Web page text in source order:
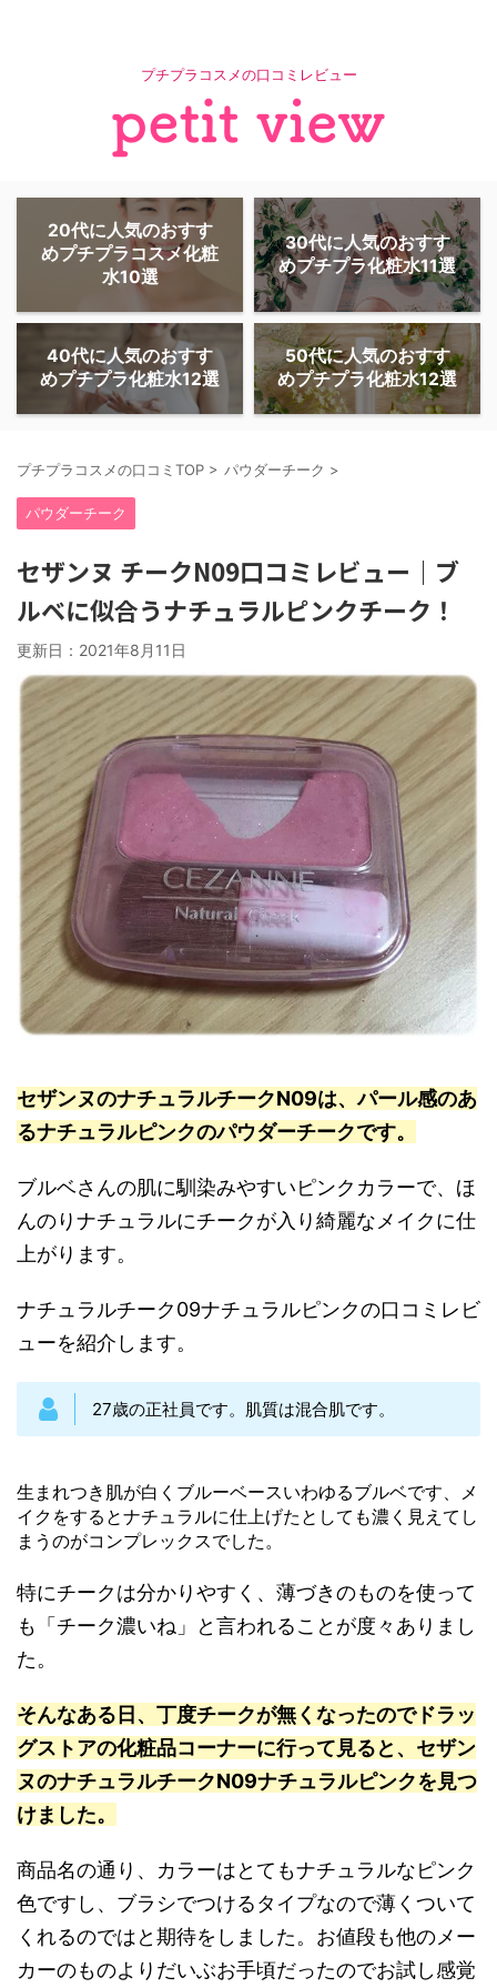
プチプラコスメの口コミレビュー
20代に人気のおすす
めプチプラコスメ化粧
水10選
30代に人気のおすす
めプチプラ化粧水11選
40代に人気のおすす
めプチプラ化粧水12選
50代に人気のおすす
めプチプラ化粧水12選
プチプラコスメの口コミTOP > パウダーチーク >
パウダーチーク
セザンヌ チークN09口コミレビュー｜ブ
ルベに似合うナチュラルピンクチーク！
更新日： 2021年8月11日
セザンヌのナチュラルチークN09は、パール感のあ
るナチュラルピンクのパウダーチークです。
ブルベさんの肌に馴染みやすいピンクカラーで、ほ
んのりナチュラルにチークが入り綺麗なメイクに仕
上がります。
ナチュラルチーク09ナチュラルピンクの口コミレビ
ューを紹介します。
27歳の正社員です。肌質は混合肌です。
生まれつき肌が白くブルーベースいわゆるブルベです、メ
イクをするとナチュラルに仕上げたとしても濃く見えてし
まうのがコンプレックスでした。
特にチークは分かりやすく、薄づきのものを使って
も「チーク濃いね」と言われることが度々ありまし
た。
そんなある日、丁度チークが無くなったのでドラッ
グストアの化粧品コーナーに行って見ると、セザン
ヌのナチュラルチークN09ナチュラルピンクを見つ
けました。
商品名の通り、カラーはとてもナチュラルなピンク
色ですし、ブラシでつけるタイプなので薄くついて
くれるのではと期待をしました。お値段も他のメー
カーのものよりだいぶお手頃だったのでお試し感覚